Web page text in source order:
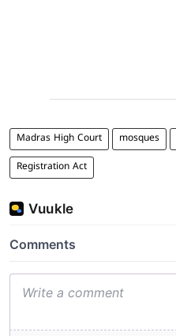
Madras High Court mosques
Registration Act